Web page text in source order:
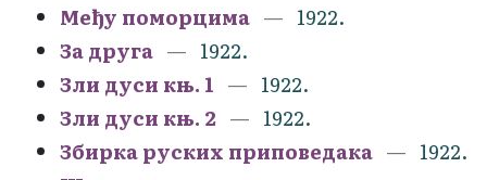
Међу поморцима
1922.
За друга
1922.
Зли дуси књ. 1
1922.
Зли дуси књ. 2
1922.
Збирка руских приповедака
1922.